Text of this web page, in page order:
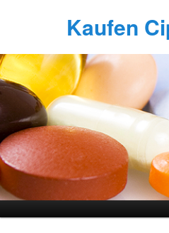
Kaufen